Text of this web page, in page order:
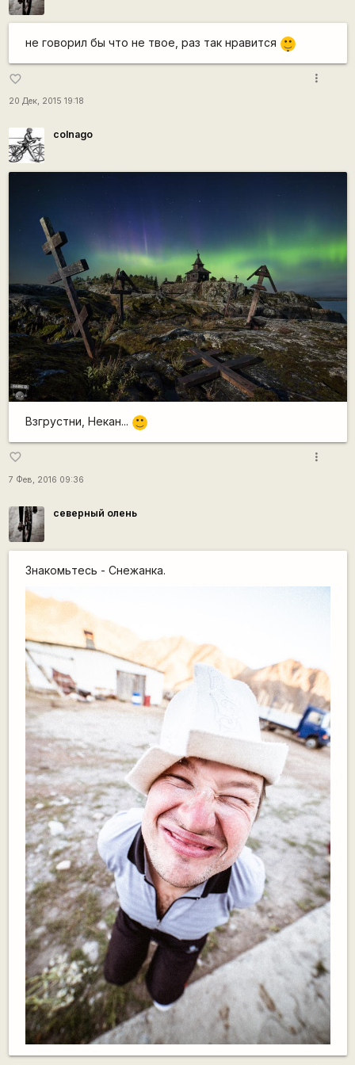
не говорил бы что не твое, раз так нравится
|-)
_)
favorite_border
20 Дек, 2015 19:18
more_vert
colnago
Взгрустни, Некан... :)
favorite_border
7 Фев, 2016 09:36
more_vert
северный олень
Знакомьтесь - Снежанка.